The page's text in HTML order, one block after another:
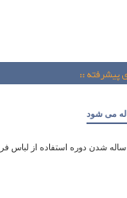
می شود
شدن دوره استفاده از لباس